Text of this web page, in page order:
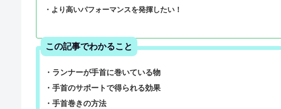
・より高いパフォーマンスを発揮したい！
この記事でわかること
・ランナーが手首に巻いている物
・手首のサポートで得られる効果
・手首巻きの方法